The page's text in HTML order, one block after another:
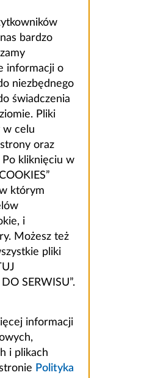
bardzo
informacji o
niezbędnego
świadczenia
Pliki
w celu
oraz
Po kliknięciu w
którym
i
Możesz też
pliki
SERWISU”.
informacji
i plikach
Polityka